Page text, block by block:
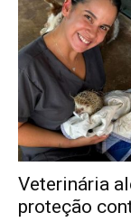
Veterinária
proteção